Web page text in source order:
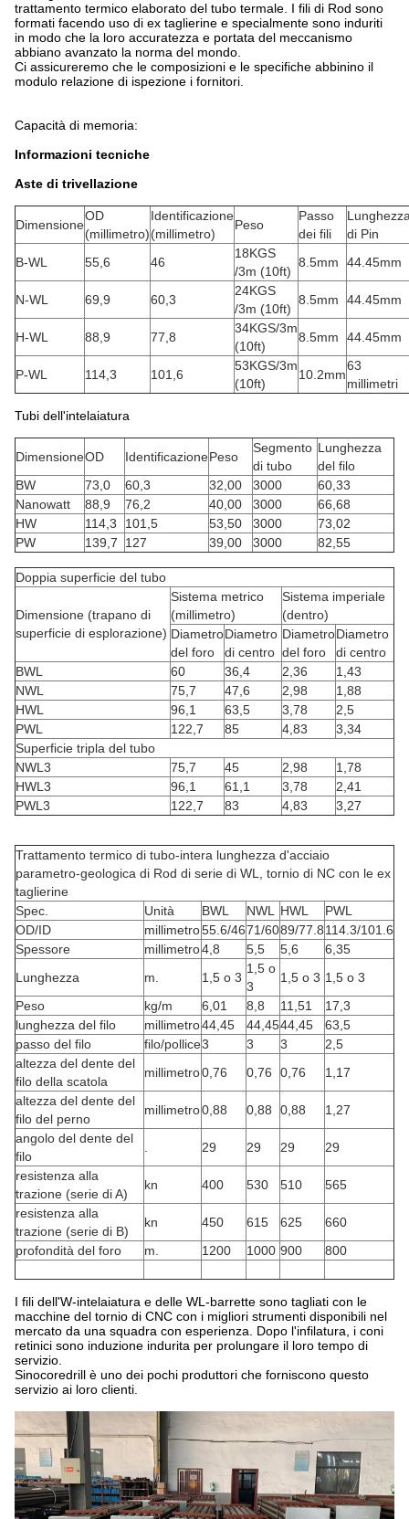
trattamento termico elaborato del tubo termale. I fili di Rod sono
formati facendo uso di ex taglierine e specialmente sono induriti
in modo che la loro accuratezza e portata del meccanismo
abbiano avanzato la norma del mondo.
Ci assicureremo che le composizioni e le specifiche abbinino il
modulo relazione di ispezione i fornitori.
Capacità di memoria:
Informazioni tecniche
Aste di trivellazione
Dimensione
OD
(millimetro)
Identificazione
(millimetro)
Peso
Passo
dei fili
di Pin
B-WL
55,6 46
18KGS
/3m (10ft)
8.5mm 44.45mm
N-WL 69,9 60,3
24KGS
/3m (10ft)
8.5mm 44.45mm
H-WL 88,9 77,8
34KGS/3m
(10ft)
8.5mm 44.45mm
P-WL 114,3 101,6
53KGS/3m
(10ft)
10.2mm
63
millimetri
Tubi dell'intelaiatura
DimensioneOD IdentificazionePeso
Segmento
di tubo
Lunghezza
del filo
BW
73,0 60,3 32,00 3000
60,33
Nanowatt
88,9 76,2 40,00 3000
66,68
НW
114,3 101,5 53,50 3000
73,02
PW
139,7 127 39,00 3000 82,55
Doppia superficie del tubo
Dimensione (trapano di
superficie di esplorazione)
Sistema metrico
(millimetro)
Sistema imperiale
(dentro)
Diametro
del foro
Diametro
di centro
Diametro
del foro
Diametro
di centro
BWL
60 36,4 2,36
1,43
NWL
75,7 47,6 2,98
1,88
HWL
96,1 63,5 3,78
2,5
PWL
122,7 85 4,83
3,34
Superficie tripla del tubo
NWL3
75,7 45 2,98
1,78
HWL3
96,1 61,1 3,78
2,41
PWL3
122,7 83 4,83 3,27
Trattamento termico di tubo-intera lunghezza d'acciaio
parametro-geologica di Rod di serie di WL, tornio di NC con le ex
taglierine
Spec.
Unità BWL NWL HWL
PWL
OD/ID
millimetro55.6/4671/6089/77.8114.3/101.6
Spessore
millimetro4,8 5,5 5,6
6,35
Lunghezza
m. 1,5 o 3
1,5 o
3
1,5 o 3 1,5 o 3
Peso
kg/m 6,01 8,8 11,51
17,3
lunghezza del filo
millimetro44,45 44,4544,45
63,5
passo del filo
filo/pollice3 3 3
2,5
altezza del dente del
filo della scatola
millimetro0,76 0,76 0,76
1,17
altezza del dente del
filo del perno
millimetro0,88 0,88 0,88
1,27
angolo del dente del
filo
29 29 29
29
resistenza alla
trazione (serie di A)
kn 400 530 510
565
resistenza alla
trazione (serie di B)
kn 450 615 625
660
profondità del foro
m. 1200 1000 900 800
I fili dell'W-intelaiatura e delle WL-barrette sono tagliati con le
macchine del tornio di CNC con i migliori strumenti disponibili nel
mercato da una squadra con esperienza. Dopo l'infilatura, i coni
retinici sono induzione indurita per prolungare il loro tempo di
servizio.
Sinocoredrill è uno dei pochi produttori che forniscono questo
servizio ai loro clienti.